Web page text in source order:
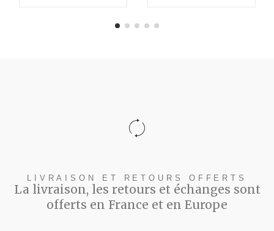
LIVRAISON ET RETOURS OFFERTS
La livraison, les retours et échanges sont
offerts en France et en Europe